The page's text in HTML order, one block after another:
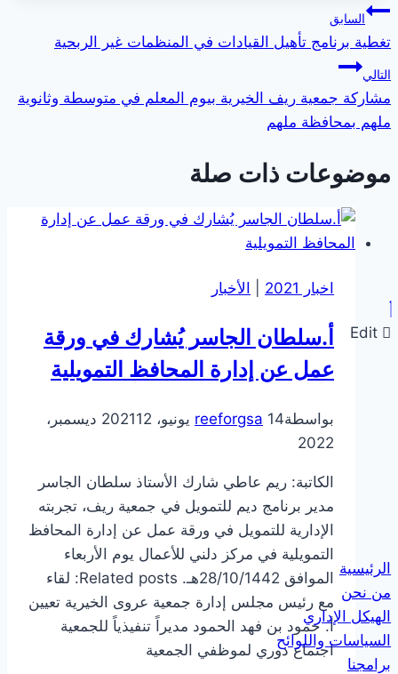
Edit
الرئيسية
من نحن
الهيكل الإداري
السياسات واللوائح
برامجنا
تصفّح
المقالات
السابق
تغطية برنامج تأهيل القيادات في المنظمات غير الربحية
التالي
مشاركة جمعية ريف الخيرية بيوم المعلم في متوسطة وثانوية
ملهم بمحافظة ملهم
موضوعات ذات صلة
اخبار 2021 الأخبار
أ.سلطان الجاسر يُشارك في ورقة
عمل عن إدارة المحافظ التمويلية
بواسطة reeforgsa 14 يونيو، 2021
12 ديسمبر،
2022
الكاتبة: ريم عاطي شارك الأستاذ سلطان الجاسر
مدير برنامج ديم للتمويل في جمعية ريف، تجربته
الإدارية للتمويل في ورقة عمل عن إدارة المحافظ
التمويلية في مركز دلني للأعمال يوم الأربعاء
الموافق 28/10/1442هـ. Related posts: لقاء
مع رئيس مجلس إدارة جمعية عروى الخيرية تعيين
أ. حمود بن فهد الحمود مديراً تنفيذياً للجمعية
اجتماع دوري لموظفي الجمعية